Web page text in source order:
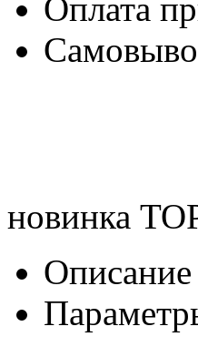
Оплата
новинка
Описание